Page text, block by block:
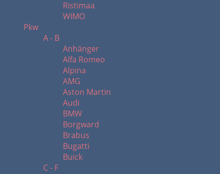
Ristimaa
WIMO
Pkw
A - B
Anhänger
Alfa Romeo
Alpina
AMG
Aston Martin
Audi
BMW
Borgward
Brabus
Bugatti
Buick
C - F